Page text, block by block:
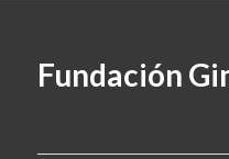
Fundación